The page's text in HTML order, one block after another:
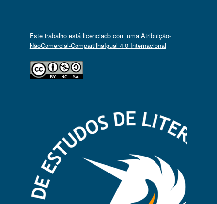
Este trabalho está licenciado com uma Atribuição-
NãoComercial-CompartilhaIgual 4.0 Internacional